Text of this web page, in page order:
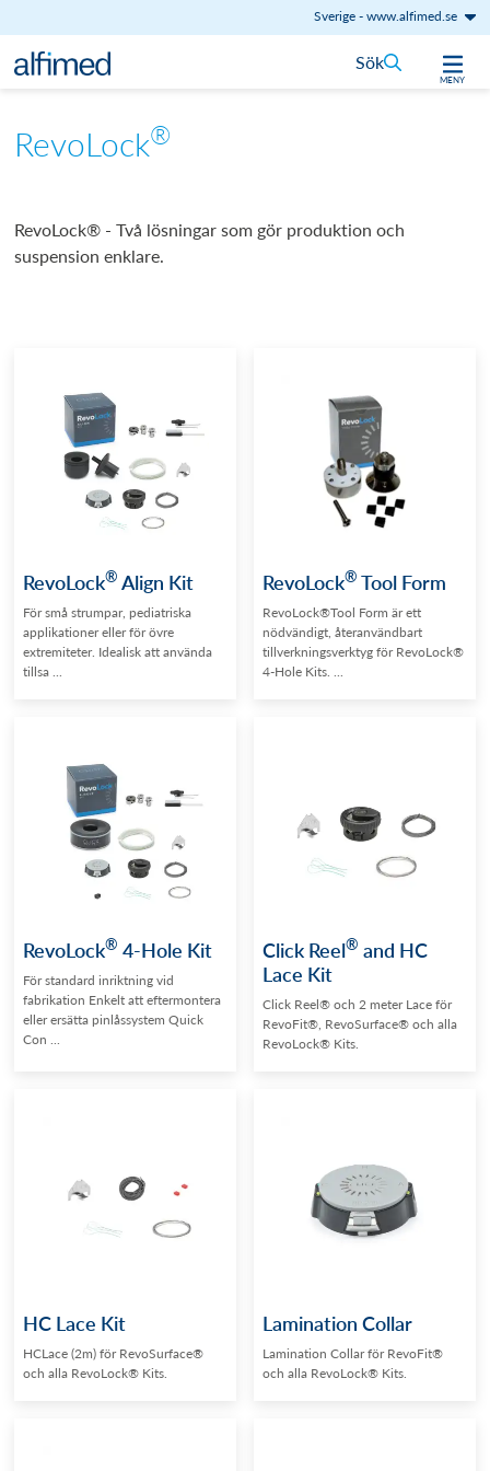
Sverige-www.alfimed.se
Hoppa till innehåll
MENY
Sök
RevoLock®
RevoLock® - Två lösningar som gör produktion och
suspension enklare.
RevoLock® Align Kit
För små strumpar, pediatriska
applikationer eller för övre
extremiteter. Idealisk att använda
tillsa ...
RevoLock® Tool Form
RevoLock®Tool Form är ett
nödvändigt, återanvändbart
tillverkningsverktyg för RevoLock®
4-Hole Kits. ...
RevoLock® 4-Hole Kit
För standard inriktning vid
fabrikation Enkelt att eftermontera
eller ersätta pinlåssystem Quick
Con ...
Click Reel® and HC
Lace Kit
Click Reel® och 2 meter Lace för
RevoFit®, RevoSurface® och alla
RevoLock® Kits.
HC Lace Kit
HCLace (2m) för RevoSurface®
och alla RevoLock® Kits.
Lamination Collar
Lamination Collar för RevoFit®
och alla RevoLock® Kits.